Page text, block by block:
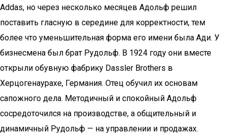
Addas, но через несколько месяцев Адольф решил
поставить гласную в середине для корректности, тем
более что уменьшительная форма его имени была Ади. У
бизнесмена был брат Рудольф. В 1924 году они вместе
открыли обувную фабрику Dassler Brothers в
Херцогенаурахе, Германия. Отец обучил их основам
сапожного дела. Методичный и спокойный Адольф
сосредоточился на производстве, а общительный и
динамичный Рудольф — на управлении и продажах.